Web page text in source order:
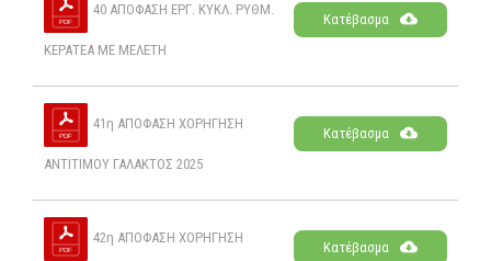
40 ΑΠΟΦΑΣΗ ΕΡΓ. ΚΥΚΛ. ΡΥΘΜ.
ΚΕΡΑΤΕΑ ΜΕ ΜΕΛΕΤΗ
Κατέβασμα
41η ΑΠΟΦΑΣΗ ΧΟΡΗΓΗΣΗ
ΑΝΤΙΤΙΜΟΥ ΓΑΛΑΚΤΟΣ 2025
Κατέβασμα
42η ΑΠΟΦΑΣΗ ΧΟΡΗΓΗΣΗ
Κατέβασμα